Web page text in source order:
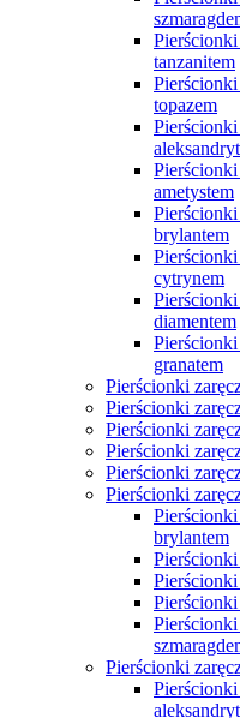
Pierścionki
tanzanitem
Pierścionki
topazem
Pierścionki
Pierścionki
ametystem
Pierścionki
brylantem
Pierścionki
cytrynem
Pierścionki
diamentem
Pierścionki
granatem
Pierścionki
Pierścionki
Pierścionki
Pierścionki
Pierścionki
Pierścionki
brylantem
Pierścionki